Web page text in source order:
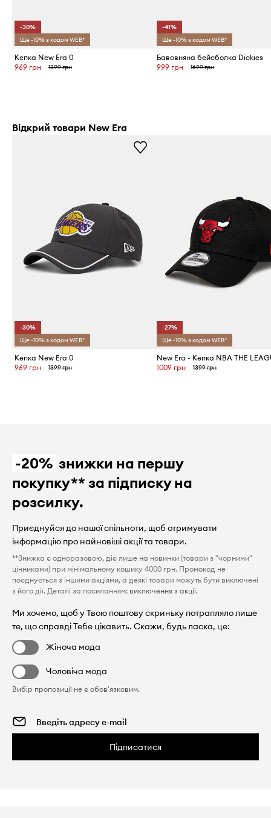
-30%
Ще -10% з кодом WEB*
Кепка New Era 0
969 грн
1399 грн
-41%
Ще -10% з кодом WEB*
Бавовняна бейсболка Dickies
999 грн
1699 грн
Відкрий товари New Era
-30%
Ще -10% з кодом WEB*
Кепка New Era 0
969 грн
1399 грн
-27%
Ще -10% з кодом WEB*
New Era - Кепка NBA THE
1009 грн
1399 грн
-20% знижки на першу
покупку** за підписку на
розсилку.
Приєднуйся до нашої спільноти, щоб отримувати
інформацію про найновіші акції та товари.
**Знижка є одноразовою, діє лише на новинки (товари з "чорними"
цінниками) при мінімальному кошику 4000 грн. Промокод не
поєднується з іншими акціями, а деякі товари можуть бути виключені
з його дії. Деталі за посиланням: виключення з акції.
Ми хочемо, щоб у Твою поштову скриньку потрапляло лише
те, що справді Тебе цікавить. Скажи, будь ласка, це:
Жіноча мода
Чоловіча мода
Вибір пропозиції не є обов'язковим.
Підписатися